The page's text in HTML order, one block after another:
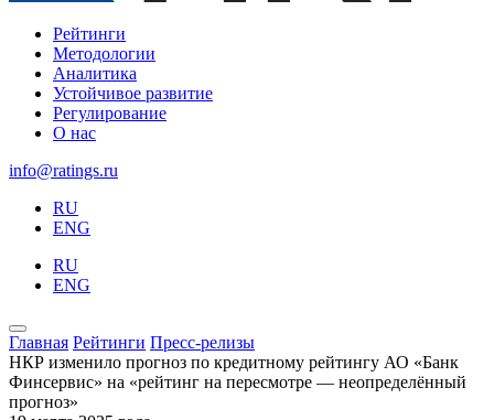
Рейтинги
Методологии
Аналитика
Устойчивое развитие
Регулирование
О нас
info@ratings.ru
RU
ENG
RU
ENG
Главная Рейтинги Пресс-релизы
НКР изменило прогноз по кредитному рейтингу АО «Банк
Финсервис» на «рейтинг на пересмотре — неопределённый
прогноз»